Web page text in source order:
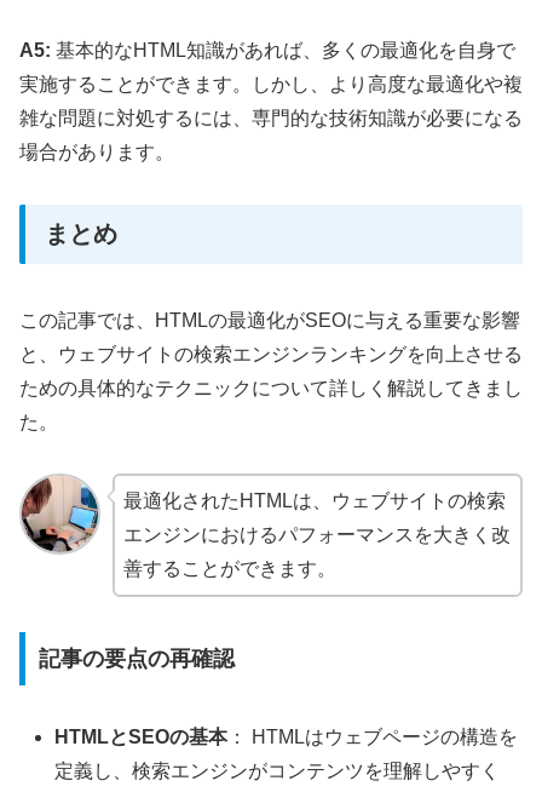
A5: 基本的なHTML知識があれば、多くの最適化を自身で
実施することができます。しかし、より高度な最適化や複
雑な問題に対処するには、専門的な技術知識が必要になる
場合があります。
まとめ
この記事では、HTMLの最適化がSEOに与える重要な影響
と、ウェブサイトの検索エンジンランキングを向上させる
ための具体的なテクニックについて詳しく解説してきまし
た。
最適化されたHTMLは、ウェブサイトの検索
エンジンにおけるパフォーマンスを大きく改
善することができます。
記事の要点の再確認
HTMLとSEOの基本： HTMLはウェブページの構造を
定義し、検索エンジンがコンテンツを理解しやすく